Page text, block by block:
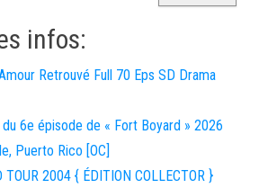
infos:
Retrouvé Full 70 Eps SD Drama
du 6e épisode de « Fort Boyard » 2026
Puerto Rico [OC]
TOUR 2004 { ÉDITION COLLECTOR }